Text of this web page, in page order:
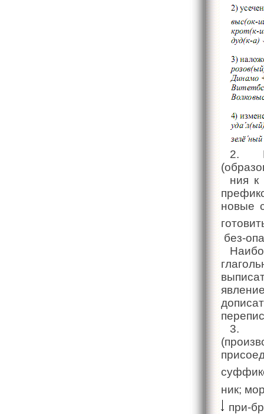
2.
ния к
новые
без-
3.
ник;
при-